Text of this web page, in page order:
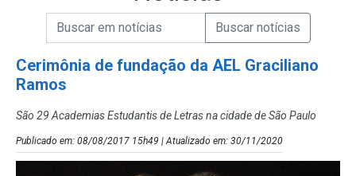
Campo de Busca de Notícias
Campo de Busca de informaçõesEnviar a Busca de Notícias
Cerimônia de fundação da AEL Graciliano
Ramos
São 29 Academias Estudantis de Letras na cidade de São Paulo
Publicado em: 08/08/2017 15h49 | Atualizado em: 30/11/2020